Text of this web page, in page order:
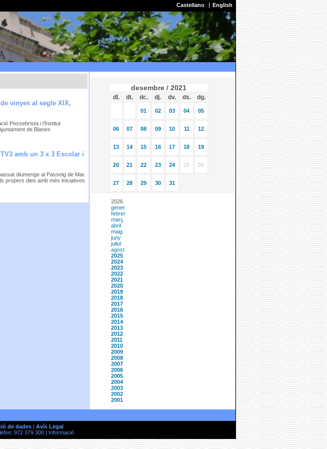
Castellano English
vinyes al segle XIX,
Pessebrista i l’Institut
de Blanes
amb un 3 x 3 Escolar i
diumenge al Passeig de Mar.
propers dies amb més iniciatives
desembre / 2021
dl. dt. dc. dj. dv. ds. dg.
01 02 03 04 05
06 07 08 09 10 11 12
13 14 15 16 17 18 19
20 21 22 23 24 25 26
27 28 29 30 31
2026
gener
febrer
març
abril
maig
juny
juliol
agost
2025
2024
2023
2022
2021
2020
2019
2018
2017
2016
2015
2014
2013
2012
2011
2010
2009
2008
2007
2006
2005
2004
2003
2002
2001
de dades| Avís Legal
972 379 300 |
Informació